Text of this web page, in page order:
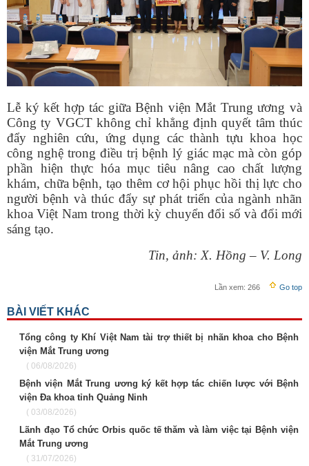
Lễ ký kết hợp tác giữa Bệnh viện Mắt Trung ương và
Công ty VGCT không chỉ khẳng định quyết tâm thúc
đẩy nghiên cứu, ứng dụng các thành tựu khoa học
công nghệ trong điều trị bệnh lý giác mạc mà còn góp
phần hiện thực hóa mục tiêu nâng cao chất lượng
khám, chữa bệnh, tạo thêm cơ hội phục hồi thị lực cho
người bệnh và thúc đẩy sự phát triển của ngành nhãn
khoa Việt Nam trong thời kỳ chuyển đổi số và đổi mới
sáng tạo.
Tin, ảnh: X. Hồng – V. Long
Lần xem: 266 Go top
BÀI VIẾT KHÁC
Tổng công ty Khí Việt Nam tài trợ thiết bị nhãn khoa cho Bệnh
viện Mắt Trung ương
( 06/08/2026)
Bệnh viện Mắt Trung ương ký kết hợp tác chiến lược với Bệnh
viện Đa khoa tỉnh Quảng Ninh
( 03/08/2026)
Lãnh đạo Tổ chức Orbis quốc tế thăm và làm việc tại Bệnh viện
Mắt Trung ương
( 31/07/2026)